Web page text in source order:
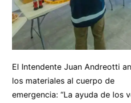
El Intendente Juan Andreotti
los materiales al cuerpo de
emergencia: “La ayuda de los